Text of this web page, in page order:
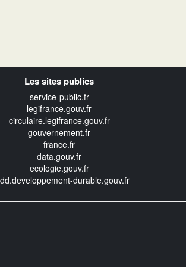
Les sites publics
service-public.fr
legifrance.gouv.fr
circulaire.legifrance.gouv.fr
gouvernement.fr
france.fr
data.gouv.fr
ecologie.gouv.fr
durable.gouv.fr